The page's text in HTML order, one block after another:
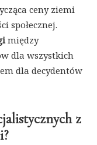
ceny ziemi
społecznej.
między
dla wszystkich
dla decydentów
z